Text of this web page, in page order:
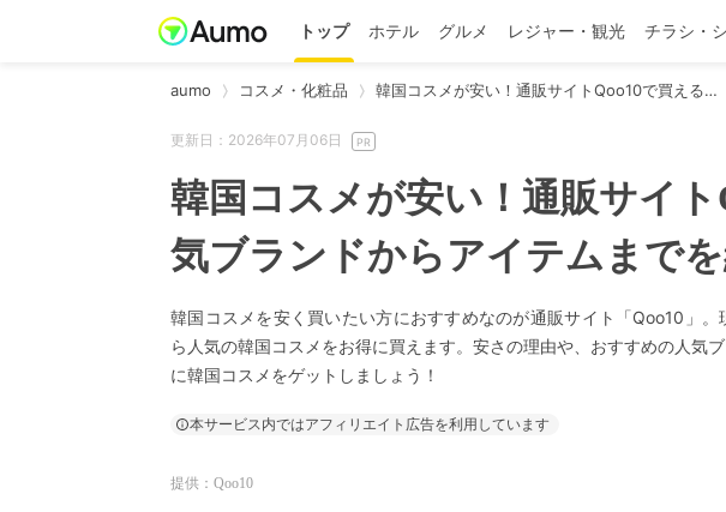
トップ ホテル グルメ レジャー・観光 チラシ・
aumo コスメ・化粧品 韓国コスメが安い！通販サイトQoo10で買える…
更新日：2026年07月06日
韓国コスメが安い！通販サイト
気ブランドからアイテムまで
韓国コスメを安く買いたい方におすすめなのが通販サイト「Qoo10」
ら人気の韓国コスメをお得に買えます。安さの理由や、おすすめの人気
に韓国コスメをゲットしましょう！
本サービス内ではアフィリエイト広告を利用しています
提供：Qoo10